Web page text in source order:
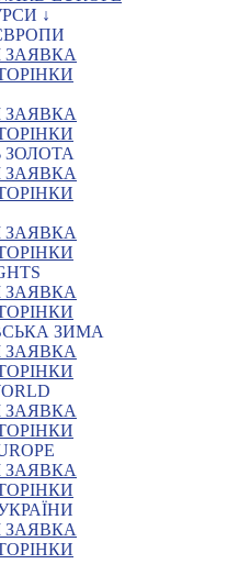
↓
ЗАЯВКА
ЗАЯВКА
ЗОЛОТА
ЗАЯВКА
ЗАЯВКА
ЗАЯВКА
ЗИМА
ЗАЯВКА
ЗАЯВКА
ЗАЯВКА
ЗАЯВКА